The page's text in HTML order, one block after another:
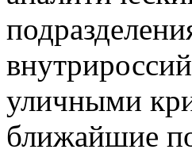
уличными
ближайшие